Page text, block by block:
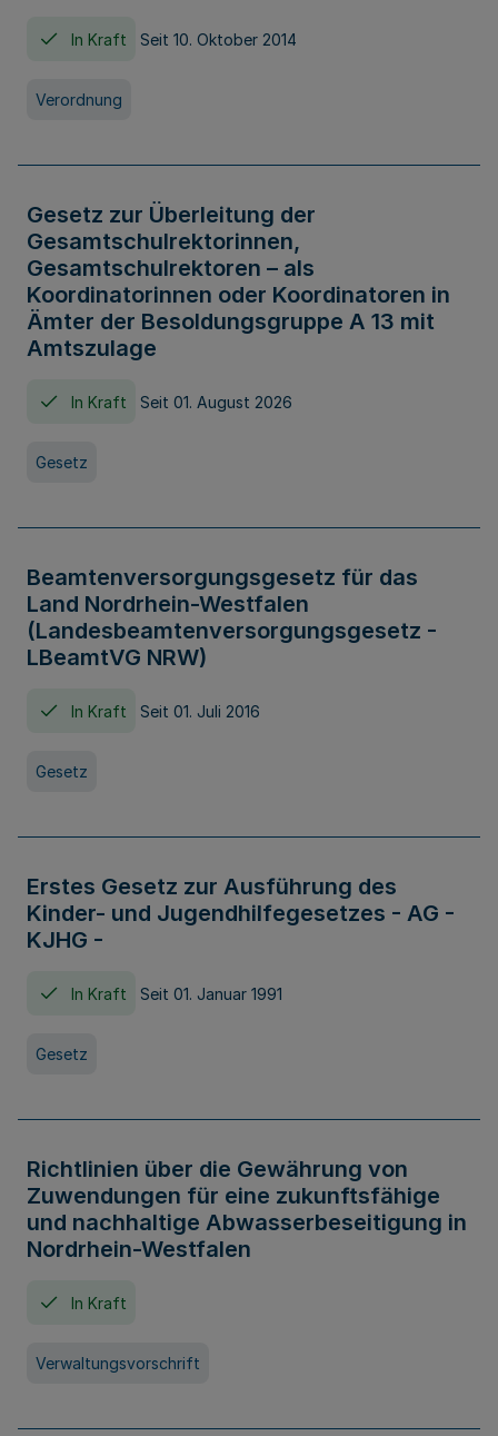
In Kraft Seit 10. Oktober 2014
Verordnung
Gesetz zur Überleitung der
Gesamtschulrektorinnen,
Gesamtschulrektoren – als
Koordinatorinnen oder Koordinatoren in
Ämter der Besoldungsgruppe A 13 mit
Amtszulage
In Kraft Seit 01. August 2026
Gesetz
Beamtenversorgungsgesetz für das
Land Nordrhein-Westfalen
(Landesbeamtenversorgungsgesetz -
LBeamtVG NRW)
In Kraft Seit 01. Juli 2016
Gesetz
Erstes Gesetz zur Ausführung des
Kinder- und Jugendhilfegesetzes - AG -
KJHG -
In Kraft Seit 01. Januar 1991
Gesetz
Richtlinien über die Gewährung von
Zuwendungen für eine zukunftsfähige
und nachhaltige Abwasserbeseitigung in
Nordrhein-Westfalen
In Kraft
Verwaltungsvorschrift